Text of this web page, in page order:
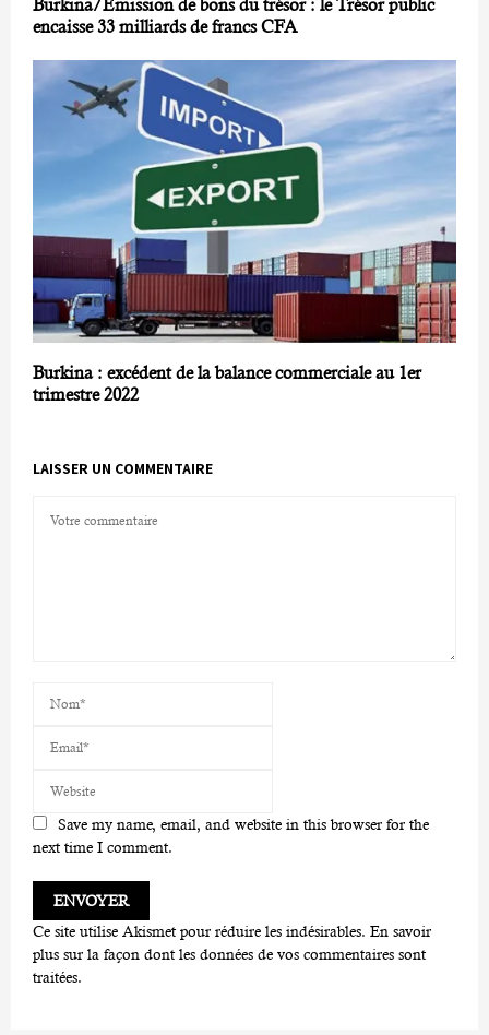
Burkina/Emission de bons du trésor : le Trésor public
encaisse 33 milliards de francs CFA
Burkina : excédent de la balance commerciale au 1er
trimestre 2022
LAISSER UN COMMENTAIRE
Save my name, email, and website in this browser for the
next time I comment.
Ce site utilise Akismet pour réduire les indésirables. En savoir
plus sur la façon dont les données de vos commentaires sont
traitées.